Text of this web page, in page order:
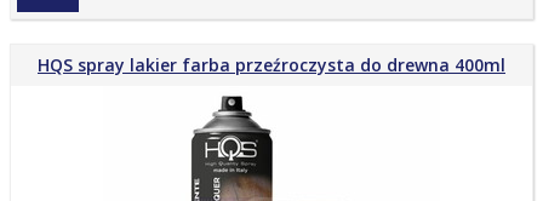
HQS spray lakier farba przeźroczysta do drewna 400ml